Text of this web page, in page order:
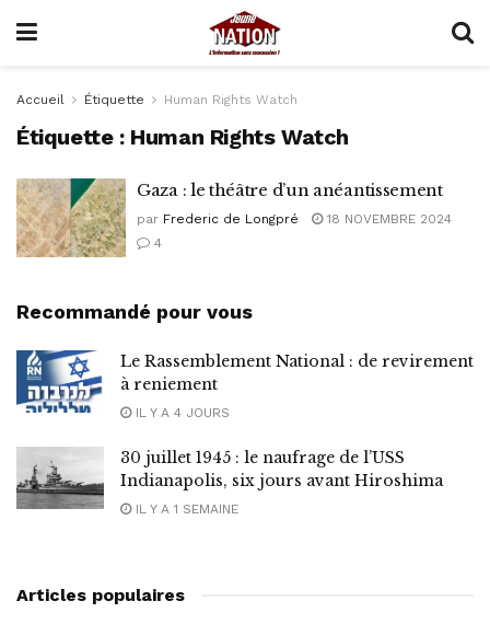
Accueil Étiquette Human Rights Watch
Étiquette : Human Rights Watch
Gaza : le théâtre d’un anéantissement
par Frederic de Longpré
18 NOVEMBRE 2024
4
Recommandé pour vous
Le Rassemblement National : de revirement
à reniement
IL Y A 4 JOURS
30 juillet 1945 : le naufrage de l’USS
Indianapolis, six jours avant Hiroshima
IL Y A 1 SEMAINE
Articles populaires